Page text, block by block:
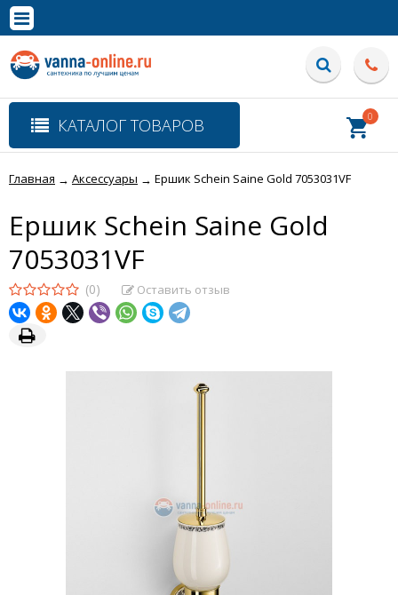
Полная версия сайта
КАТАЛОГ ТОВАРОВ 0
Главная → Аксессуары → Ершик Schein Saine Gold 7053031VF
Ершик Schein Saine Gold
7053031VF
(0) Оставить отзыв